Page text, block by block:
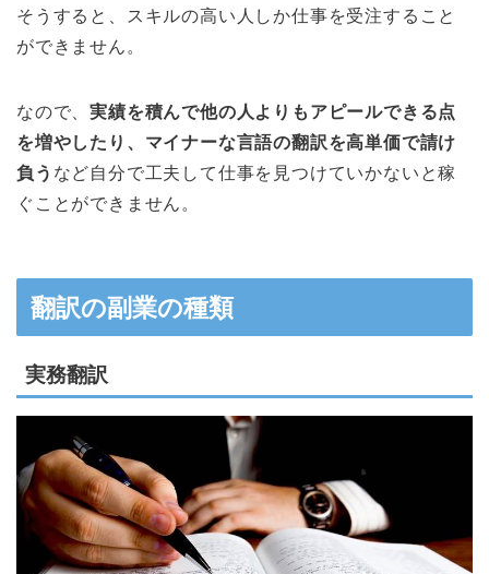
そうすると、スキルの高い人しか仕事を受注すること
ができません。
なので、実績を積んで他の人よりもアピールできる点
を増やしたり、マイナーな言語の翻訳を高単価で請け
負う など自分で工夫して仕事を見つけていかないと稼
ぐことができません。
翻訳の副業の種類
実務翻訳